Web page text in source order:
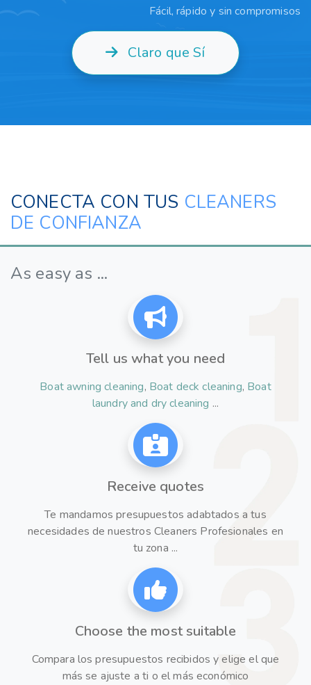
Fácil, rápido y sin compromisos
Claro que Sí
CONECTA CON TUS CLEANERS
DE CONFIANZA
As easy as ...
Tell us what you need
Boat awning cleaning, Boat deck cleaning, Boat
laundry and dry cleaning ...
Receive quotes
Te mandamos presupuestos adabtados a tus
necesidades de nuestros Cleaners Profesionales en
tu zona ...
Choose the most suitable
Compara los presupuestos recibidos y elige el que
más se ajuste a ti o el más económico